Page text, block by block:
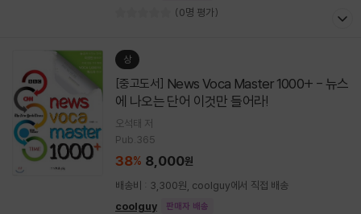
(0명 평가)
상
[중고도서]
에 나오는 단어 이것만 들어라!
오석태 저
Pub.365
38% 8,000원
배송비 : 3,300원, coolguy에서 직접 배송
coolguy
판매자 배송